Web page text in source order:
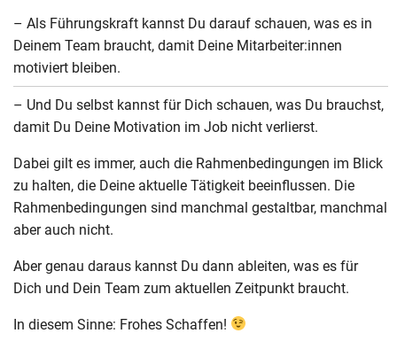
– Als Führungskraft kannst Du darauf schauen, was es in
Deinem Team braucht, damit Deine Mitarbeiter:innen
motiviert bleiben.
– Und Du selbst kannst für Dich schauen, was Du brauchst,
damit Du Deine Motivation im Job nicht verlierst.
Dabei gilt es immer, auch die Rahmenbedingungen im Blick
zu halten, die Deine aktuelle Tätigkeit beeinflussen. Die
Rahmenbedingungen sind manchmal gestaltbar, manchmal
aber auch nicht.
Aber genau daraus kannst Du dann ableiten, was es für
Dich und Dein Team zum aktuellen Zeitpunkt braucht.
In diesem Sinne: Frohes Schaffen!